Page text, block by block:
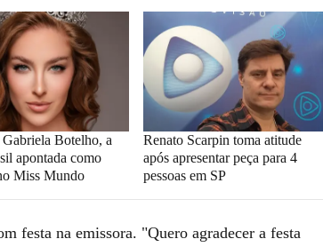
Botelho, a
apontada como
Miss Mundo
Renato Scarpin toma atitude
após apresentar peça para 4
pessoas em SP
festa na emissora. "Quero agradecer a festa